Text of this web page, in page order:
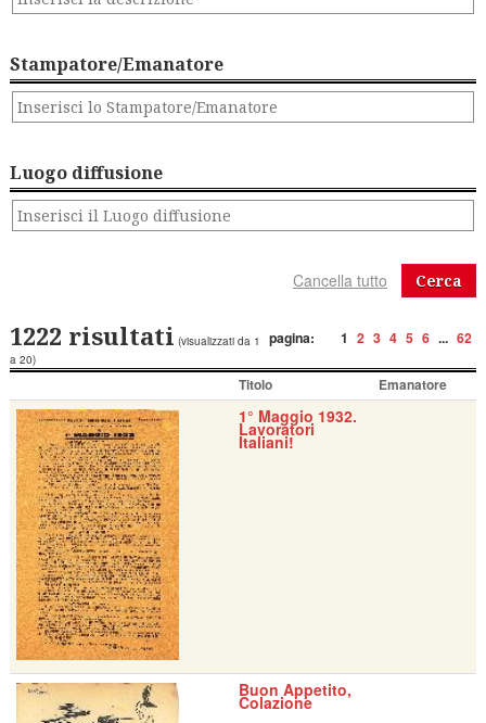
Stampatore/Emanatore
Luogo diffusione
Cerca
pagina: 1 2 3 4 5 6 ... 62
1222 risultati (visualizzati da 1
a 20)
Titolo Emanatore
1° Maggio 1932.
Lavoratori
Italiani!
Buon Appetito,
Colazione